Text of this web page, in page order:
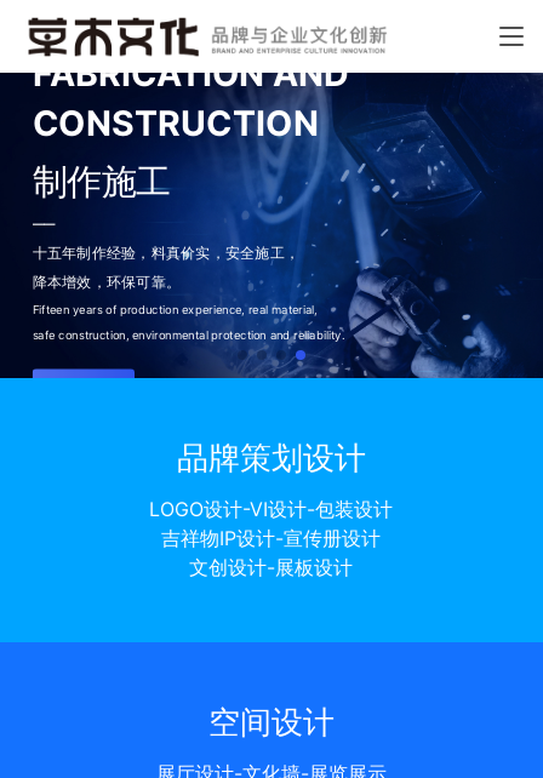
FABRICATION AND
CONSTRUCTION
制作施工
——
十五年制作经验，料真价实， 安全施工，
降本增效，环保可靠。
Fifteen years of production experience, real material,
safe construction, environmental protection and reliability.
品牌策划设计
LOGO设计-VI设计-包装设计
吉祥物IP设计-宣传册设计
文创设计-展板设计
空间设计
展厅设计-文化墙-展览展示